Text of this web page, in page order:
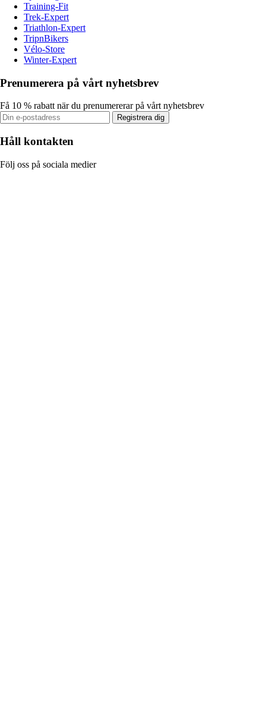
Training-Fit
Trek-Expert
Triathlon-Expert
TripnBikers
Vélo-Store
Winter-Expert
Prenumerera på vårt nyhetsbrev
Få 10 % rabatt när du prenumererar på vårt nyhetsbrev
Registrera dig
Håll kontakten
Följ oss på sociala medier